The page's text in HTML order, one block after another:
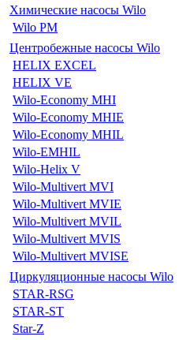
Химические насосы Wilo
Wilo PM
Центробежные насосы Wilo
HELIX EXCEL
HELIX VE
Wilo-Economy MHI
Wilo-Economy MHIE
Wilo-Economy MHIL
Wilo-EMHIL
Wilo-Helix V
Wilo-Multivert MVI
Wilo-Multivert MVIE
Wilo-Multivert MVIL
Wilo-Multivert MVIS
Wilo-Multivert MVISE
Циркуляционные насосы Wilo
STAR-RSG
STAR-ST
Star-Z